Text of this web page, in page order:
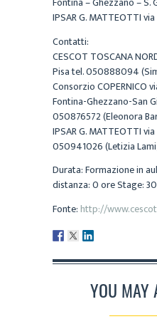
IPSAR G. MATTEOTTI
Contatti:
CESCOT TOSCANA
Pisa tel. 050888094
Consorzio COPERNICO
Fontina-Ghezzano-San
050876572 (Eleonora
IPSAR G. MATTEOTTI
050941026 (Letizia
Durata: Formazione in
distanza: 0 ore Stage:
Fonte:http://
YOU MAY